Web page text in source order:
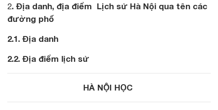
2. Địa danh, địa điểm Lịch sử Hà Nội qua tên các
đường phố
2.1. Địa danh
2.2. Địa điểm lịch sử
HÀ NỘI HỌC